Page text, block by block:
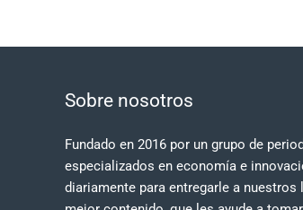
Sobre nosotros
Fundado en 2016 por un grupo de
especializados en economía e
diariamente para entregarle a nuestros